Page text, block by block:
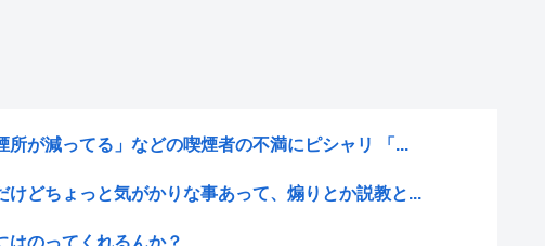
所が減ってる」などの喫煙者の不満にピシャリ 「...
けどちょっと気がかりな事あって、煽りとか説教と...
はのってくれるんか？